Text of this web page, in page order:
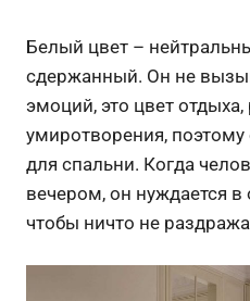
Белый цвет –
сдержанный. Он не
эмоций, это цвет отдыха,
умиротворения,
для спальни. Когда
вечером, он нуждается в
чтобы ничто не